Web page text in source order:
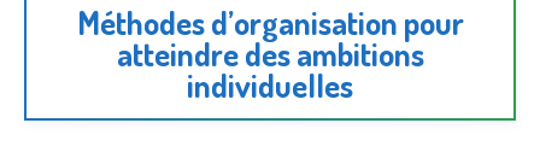
Méthodes d’organisation pour
atteindre des ambitions
individuelles